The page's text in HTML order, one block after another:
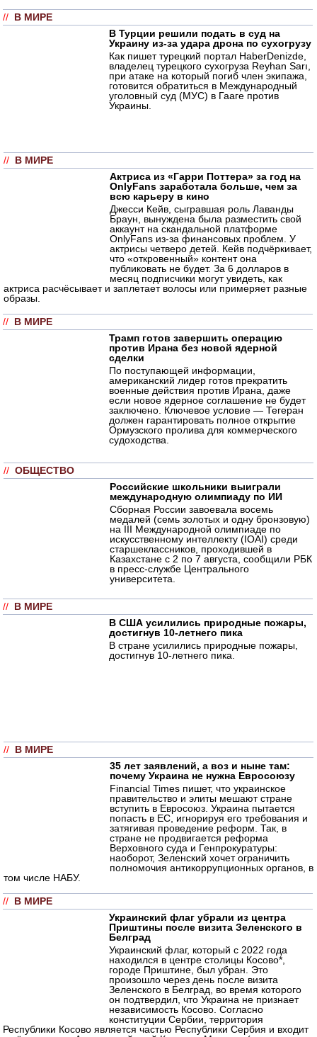
// В МИРЕ
В Турции решили подать в суд на
Украину из-за удара дрона по сухогрузу
Как пишет турецкий портал HaberDenizde,
владелец турецкого сухогруза Reyhan Sarı,
при атаке на который погиб член экипажа,
готовится обратиться в Международный
уголовный суд (МУС) в Гааге против
Украины.
// В МИРЕ
Актриса из «Гарри Поттера» за год на
OnlyFans заработала больше, чем за
всю карьеру в кино
Джесси Кейв, сыгравшая роль Лаванды
Браун, вынуждена была разместить свой
аккаунт на скандальной платформе
OnlyFans из-за финансовых проблем. У
актрисы четверо детей. Кейв подчёркивает,
что «откровенный» контент она
публиковать не будет. За 6 долларов в
месяц подписчики могут увидеть, как
актриса расчёсывает и заплетает волосы или примеряет разные
образы.
// В МИРЕ
Трамп готов завершить операцию
против Ирана без новой ядерной
сделки
По поступающей информации,
американский лидер готов прекратить
военные действия против Ирана, даже
если новое ядерное соглашение не будет
заключено. Ключевое условие — Тегеран
должен гарантировать полное открытие
Ормузского пролива для коммерческого
судоходства.
// ОБЩЕСТВО
Российские школьники выиграли
международную олимпиаду по ИИ
Сборная России завоевала восемь
медалей (семь золотых и одну бронзовую)
на III Международной олимпиаде по
искусственному интеллекту (IOAI) среди
старшеклассников, проходившей в
Казахстане с 2 по 7 августа, сообщили РБК
в пресс-службе Центрального
университета.
// В МИРЕ
В США усилились природные пожары,
достигнув 10-летнего пика
В стране усилились природные пожары,
достигнув 10-летнего пика.
// В МИРЕ
35 лет заявлений, а воз и ныне там:
почему Украина не нужна Евросоюзу
Financial Times пишет, что украинское
правительство и элиты мешают стране
вступить в Евросоюз. Украина пытается
попасть в ЕС, игнорируя его требования и
затягивая проведение реформ. Так, в
стране не продвигается реформа
Верховного суда и Генпрокуратуры:
наоборот, Зеленский хочет ограничить
полномочия антикоррупционных органов, в
том числе НАБУ.
// В МИРЕ
Украинский флаг убрали из центра
Приштины после визита Зеленского в
Белград
Украинский флаг, который с 2022 года
находился в центре столицы Косово*,
городе Приштине, был убран. Это
произошло через день после визита
Зеленского в Белград, во время которого
он подтвердил, что Украина не признает
независимость Косово. Согласно
конституции Сербии, территория
Республики Косово является частью Республики Сербия и входит